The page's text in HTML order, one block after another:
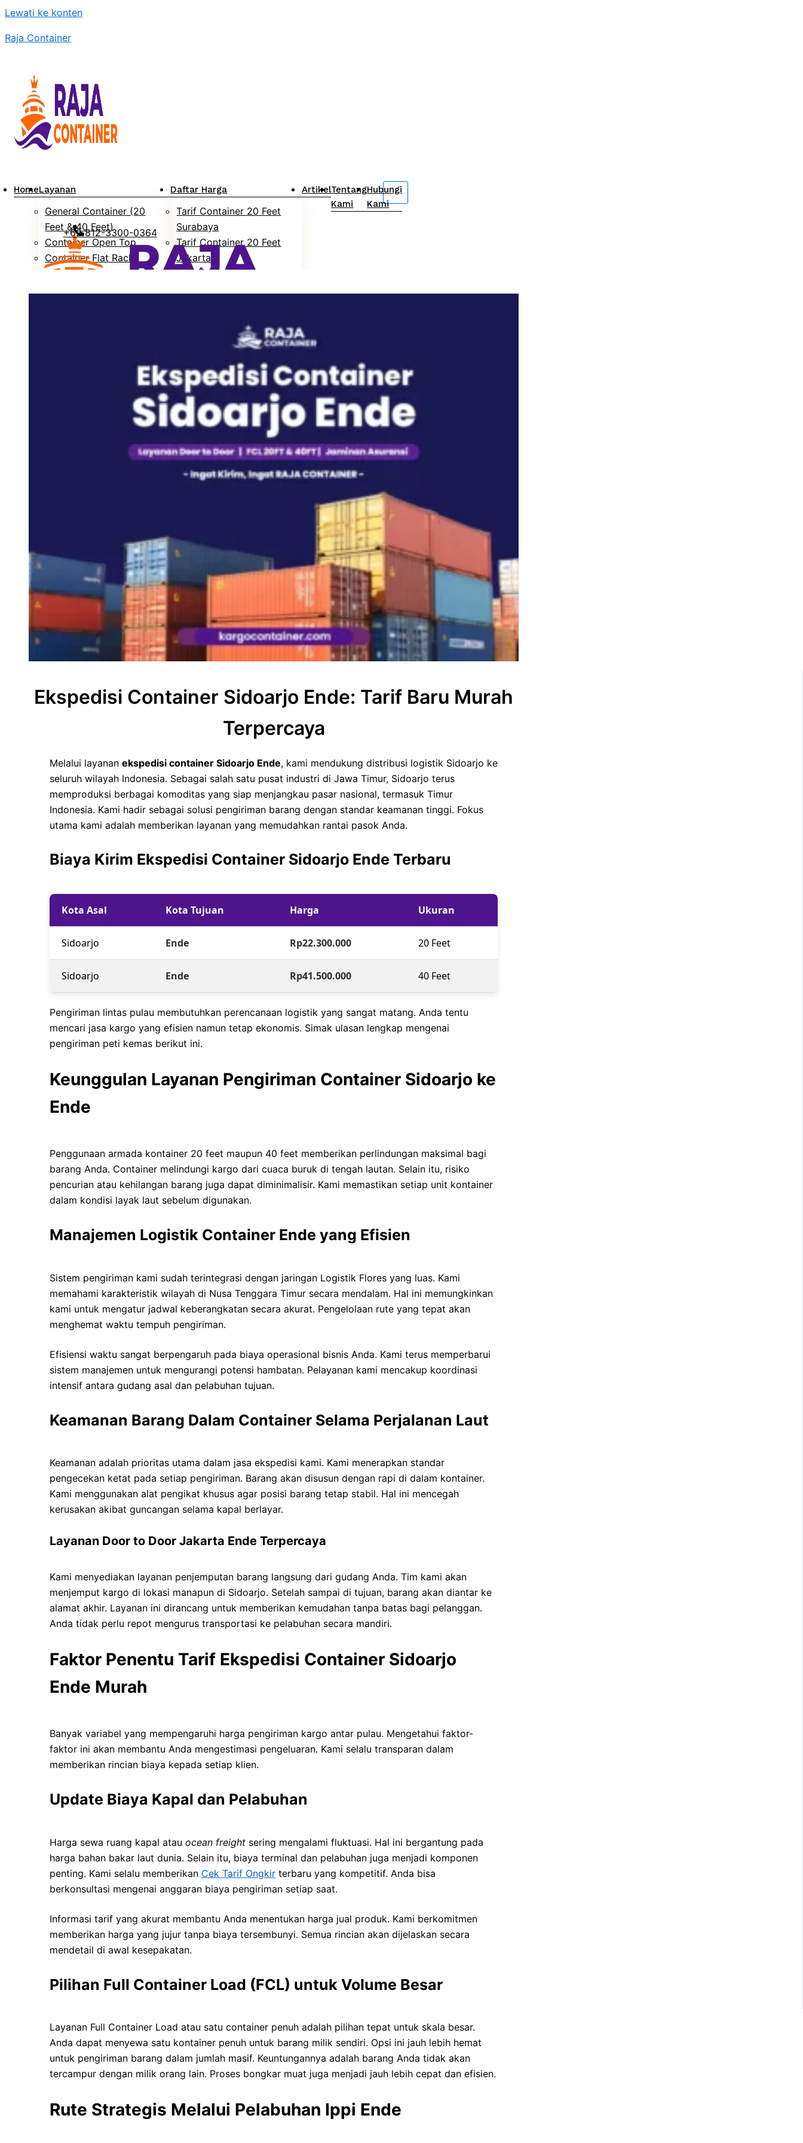
Lewati ke konten
Raja Container
HomeLayanan
General Container (20
Feet & 40 Feet)
Container Open Top
Container Flat Rack
Daftar Harga
Tarif Container 20 Feet
Surabaya
Tarif Container 20 Feet
Jakarta
Tarif Container 40 Feet
ArtikelTentang
Kami
Hubungi
Kami
+62 812-3300-0364
Ekspedisi Container Sidoarjo Ende: Tarif Baru Murah
Terpercaya
Melalui layanan ekspedisi container Sidoarjo Ende, kami mendukung distribusi logistik Sidoarjo ke
seluruh wilayah Indonesia. Sebagai salah satu pusat industri di Jawa Timur, Sidoarjo terus
memproduksi berbagai komoditas yang siap menjangkau pasar nasional, termasuk Timur
Indonesia. Kami hadir sebagai solusi pengiriman barang dengan standar keamanan tinggi. Fokus
utama kami adalah memberikan layanan yang memudahkan rantai pasok Anda.
Biaya Kirim Ekspedisi Container Sidoarjo Ende Terbaru
Kota Asal Kota Tujuan Harga Ukuran
Sidoarjo Ende Rp22.300.000 20 Feet
Sidoarjo Ende Rp41.500.000 40 Feet
Pengiriman lintas pulau membutuhkan perencanaan logistik yang sangat matang. Anda tentu
mencari jasa kargo yang efisien namun tetap ekonomis. Simak ulasan lengkap mengenai
pengiriman peti kemas berikut ini.
Keunggulan Layanan Pengiriman Container Sidoarjo ke
Ende
Penggunaan armada kontainer 20 feet maupun 40 feet memberikan perlindungan maksimal bagi
barang Anda. Container melindungi kargo dari cuaca buruk di tengah lautan. Selain itu, risiko
pencurian atau kehilangan barang juga dapat diminimalisir. Kami memastikan setiap unit kontainer
dalam kondisi layak laut sebelum digunakan.
Manajemen Logistik Container Ende yang Efisien
Sistem pengiriman kami sudah terintegrasi dengan jaringan Logistik Flores yang luas. Kami
memahami karakteristik wilayah di Nusa Tenggara Timur secara mendalam. Hal ini memungkinkan
kami untuk mengatur jadwal keberangkatan secara akurat. Pengelolaan rute yang tepat akan
menghemat waktu tempuh pengiriman.
Efisiensi waktu sangat berpengaruh pada biaya operasional bisnis Anda. Kami terus memperbarui
sistem manajemen untuk mengurangi potensi hambatan. Pelayanan kami mencakup koordinasi
intensif antara gudang asal dan pelabuhan tujuan.
Keamanan Barang Dalam Container Selama Perjalanan Laut
Keamanan adalah prioritas utama dalam jasa ekspedisi kami. Kami menerapkan standar
pengecekan ketat pada setiap pengiriman. Barang akan disusun dengan rapi di dalam kontainer.
Kami menggunakan alat pengikat khusus agar posisi barang tetap stabil. Hal ini mencegah
kerusakan akibat guncangan selama kapal berlayar.
Layanan Door to Door Jakarta Ende Terpercaya
Kami menyediakan layanan penjemputan barang langsung dari gudang Anda. Tim kami akan
menjemput kargo di lokasi manapun di Sidoarjo. Setelah sampai di tujuan, barang akan diantar ke
alamat akhir. Layanan ini dirancang untuk memberikan kemudahan tanpa batas bagi pelanggan.
Anda tidak perlu repot mengurus transportasi ke pelabuhan secara mandiri.
Faktor Penentu Tarif Ekspedisi Container Sidoarjo
Ende Murah
Banyak variabel yang mempengaruhi harga pengiriman kargo antar pulau. Mengetahui faktor-
faktor ini akan membantu Anda mengestimasi pengeluaran. Kami selalu transparan dalam
memberikan rincian biaya kepada setiap klien.
Update Biaya Kapal dan Pelabuhan
Harga sewa ruang kapal atau ocean freight sering mengalami fluktuasi. Hal ini bergantung pada
harga bahan bakar laut dunia. Selain itu, biaya terminal dan pelabuhan juga menjadi komponen
penting. Kami selalu memberikan Cek Tarif Ongkir terbaru yang kompetitif. Anda bisa
berkonsultasi mengenai anggaran biaya pengiriman setiap saat.
Informasi tarif yang akurat membantu Anda menentukan harga jual produk. Kami berkomitmen
memberikan harga yang jujur tanpa biaya tersembunyi. Semua rincian akan dijelaskan secara
mendetail di awal kesepakatan.
Pilihan Full Container Load (FCL) untuk Volume Besar
Layanan Full Container Load atau satu container penuh adalah pilihan tepat untuk skala besar.
Anda dapat menyewa satu kontainer penuh untuk barang milik sendiri. Opsi ini jauh lebih hemat
untuk pengiriman barang dalam jumlah masif. Keuntungannya adalah barang Anda tidak akan
tercampur dengan milik orang lain. Proses bongkar muat juga menjadi jauh lebih cepat dan efisien.
Rute Strategis Melalui Pelabuhan Ippi Ende